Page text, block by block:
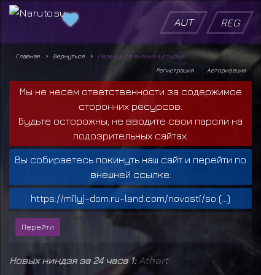
AUT REG
Главная Вернуться
Переход по внешней ссылке
Авторизация
Регистрация
Мы не несем ответственности за содержимое
сторонних ресурсов.
Будьте осторожны, не вводите свои пароли на
подозрительных сайтах.
Вы собираетесь покинуть наш сайт и перейти по
внешней ссылке:
https://milyj-dom.ru-land.com/novosti/so (...)
Новых ниндзя за 24 часа 1: Athart